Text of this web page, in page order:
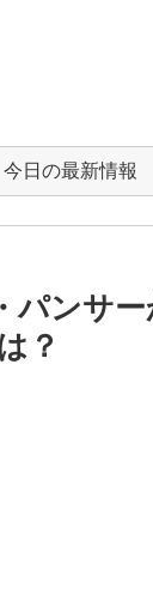
今日の最新情報
パンサ
？